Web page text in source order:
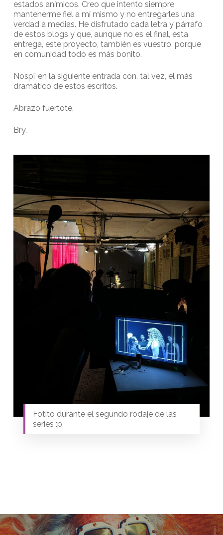
estados anímicos. Creo que intento siempre
mantenerme fiel a mí mismo y no entregarles una
verdad a medias. He disfrutado cada letra y párrafo
de estos blogs y que, aunque no es el final, esta
entrega, este proyecto, también es vuestro, porque
en comunidad todo es más bonito.
Nospi’ en la siguiente entrada con, tal vez, el más
dramático de estos escritos.
Abrazo fuertote.
Bry.
Fotito durante el segundo rodaje de las
series :p